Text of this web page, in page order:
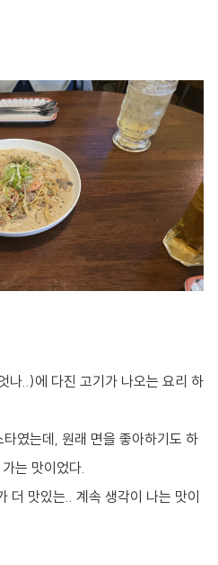
나..)에 다진 고기가 나오는 요리 하
였는데, 원래 면을 좋아하기도 하
는 맛이었다.
더 맛있는.. 계속 생각이 나는 맛이